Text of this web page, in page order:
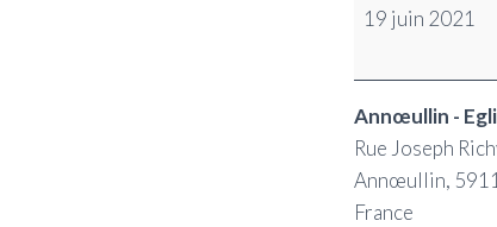
19 juin 2021
Annœullin -
Rue Joseph
Annœullin,
France